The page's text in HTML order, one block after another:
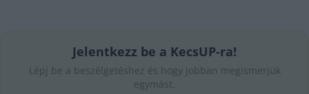
Jelentkezz be a KecsUP-ra!
Lépj be a beszélgetéshez és hogy jobban megismerjük
egymást.